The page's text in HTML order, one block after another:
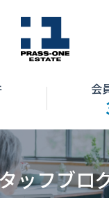
会
ッフブロ